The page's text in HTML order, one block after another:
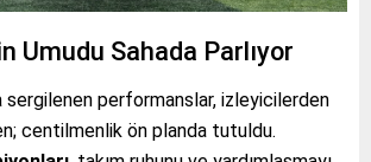
Umudu Sahada Parlıyor
sergilenen performanslar, izleyicilerden
centilmenlik ön planda tutuldu.